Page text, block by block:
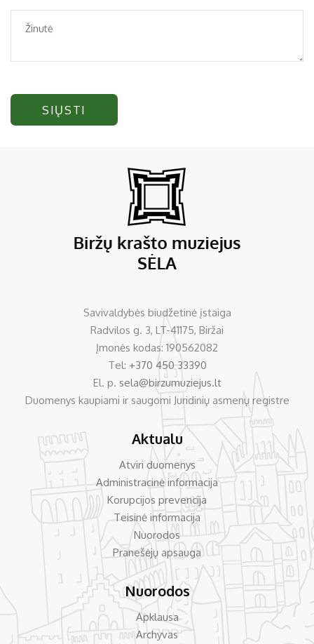
SIŲSTI
Savivaldybės biudžetinė įstaiga
Radvilos g. 3, LT-41175, Biržai
Įmonės kodas: 190562082
Tel: +370 450 33390
El. p. sela@birzumuziejus.lt
Duomenys kaupiami ir saugomi Juridinių asmenų registre
Aktualu
Atviri duomenys
Administracinė informacija
Korupcijos prevencija
Teisinė informacija
Nuorodos
Pranešėjų apsauga
Nuorodos
Apklausa
Archyvas